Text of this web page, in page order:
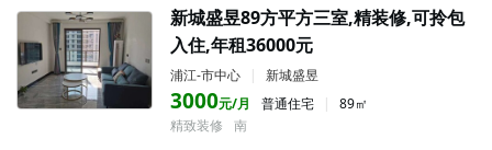
新城盛昱89方平方三室,精装修,可拎包
入住,年租36000元
浦江-市中心 | 新城盛昱
3000元/月 普通住宅 |
89㎡
精致装修
南